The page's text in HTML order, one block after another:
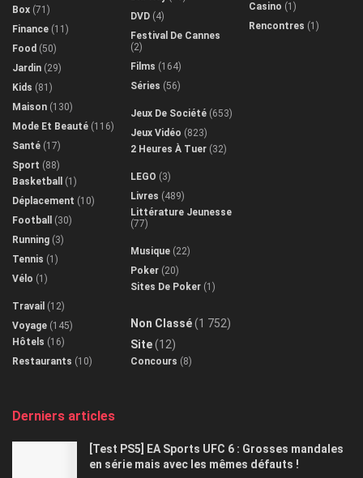
Box (71)
Finance (11)
Food (50)
Jardin (29)
Kids (81)
Maison (130)
Mode Et Beauté (116)
Santé (17)
Sport (88)
Basketball
(1)
Déplacement (10)
Football
(30)
Running (3)
Tennis (1)
Vélo (1)
Travail (12)
Voyage (145)
Hôtels (16)
Restaurants (10)
DVD (4)
Festival De Cannes
(2)
Films (164)
Séries (56)
Jeux De Société (653)
Jeux Vidéo (823)
2 Heures À Tuer (32)
LEGO (3)
Livres (489)
Littérature Jeunesse
(77)
Musique (22)
Poker (20)
Sites De Poker (1)
Non Classé(1 752)
Site(12)
Concours (8)
Casino (1)
Rencontres (1)
Derniers articles
[Test PS5] EA Sports UFC 6 : Grosses mandales
en série mais avec les mêmes défauts !